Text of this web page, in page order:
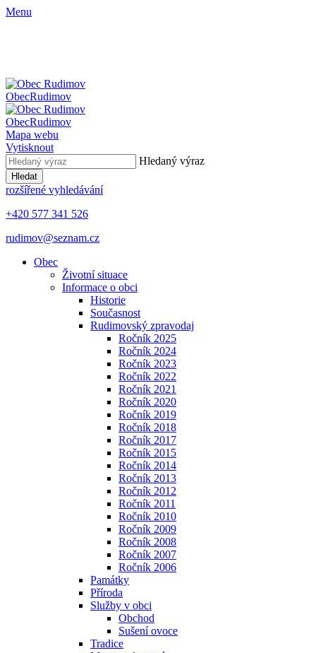
Menu
ObecRudimov
ObecRudimov
Mapa webu
Vytisknout
Hledaný výraz
Hledat
rozšířené vyhledávání
+420 577 341 526
rudimov@seznam.cz
Obec
Životní situace
Informace o obci
Historie
Současnost
Rudimovský zpravodaj
Ročník 2025
Ročník 2024
Ročník 2023
Ročník 2022
Ročník 2021
Ročník 2020
Ročník 2019
Ročník 2018
Ročník 2017
Ročník 2015
Ročník 2014
Ročník 2013
Ročník 2012
Ročník 2011
Ročník 2010
Ročník 2009
Ročník 2008
Ročník 2007
Ročník 2006
Památky
Příroda
Služby v obci
Obchod
Sušení ovoce
Tradice